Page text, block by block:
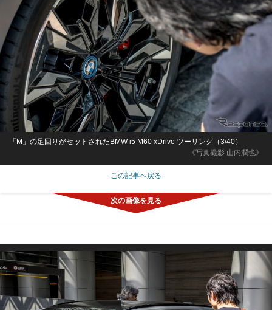
《写真撮影 山内潤也》
「M」の足回りがセットされたBMW i5 M60 xDrive ツーリング（3/40）
この記事へ戻る